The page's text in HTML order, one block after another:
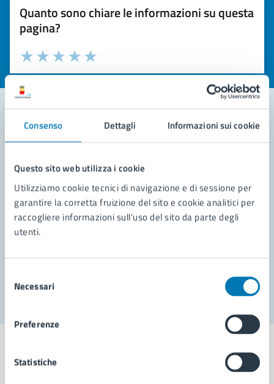
Consenso Dettagli Informazioni sui cookie
Questo sito web utilizza i cookie
Utilizziamo cookie tecnici di navigazione e di sessione per
garantire la corretta fruizione del sito e cookie analitici per
raccogliere informazioni sull'uso del sito da parte degli
utenti.
delNecessari
Preferenze
Statistiche
Quanto sono chiare le informazioni su questa
pagina?
Valuta la chiarezza delle informazioni (da 1 a 5 stelle)
Seleziona il numero di stelle per valutare la chiarezza delle
Valuta 5 stelle su 5
Valuta 4 stelle su 5
Valuta 3 stelle su 5
Valuta 2 stelle su 5
Valuta 1 stelle su 5
Contatta il comune
Leggi le domande frequenti
Richiedi assistenza
Prenota appuntamento